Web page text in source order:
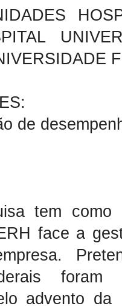
de
tem
face a
foram
advento